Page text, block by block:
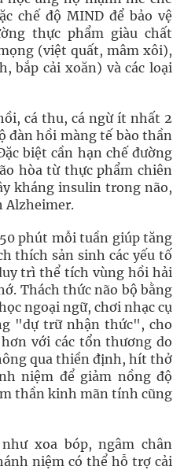
chế độ MIND để bảo vệ
thực phẩm giàu chất
(việt quất, mâm xôi),
bắp cải xoăn) và các loại
cá thu, cá ngừ ít nhất 2
đàn hồi màng tế bào thần
biệt cần hạn chế đường
hòa từ thực phẩm chiên
kháng insulin trong não,
Alzheimer.
phút mỗi tuần giúp tăng
thích sản sinh các yếu tố
trì thể tích vùng hồi hải
Thách thức não bộ bằng
ngoại ngữ, chơi nhạc cụ
"dự trữ nhận thức", cho
với các tổn thương do
qua thiền định, hít thở
niệm để giảm nồng độ
thần kinh mãn tính cũng
xoa bóp, ngâm chân
niệm có thể hỗ trợ cải